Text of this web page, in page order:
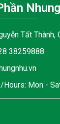
Tất Thành,
38259888
Hours: Mon -